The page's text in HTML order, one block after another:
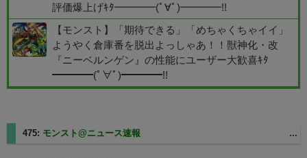
評価爆上げｷﾀ━━━━(ﾟ∀ﾟ)━━━━!!
【モンスト】「期待できる」「めちゃくちゃイイ」
ようやく倉庫番を脱出よっしゃあ！！獣神化・改
『ニーベルンゲン』の性能にユーザー大歓喜ｷﾀ
━━━━(ﾟ∀ﾟ)━━━━!!
475: モンスト@ニュース速報